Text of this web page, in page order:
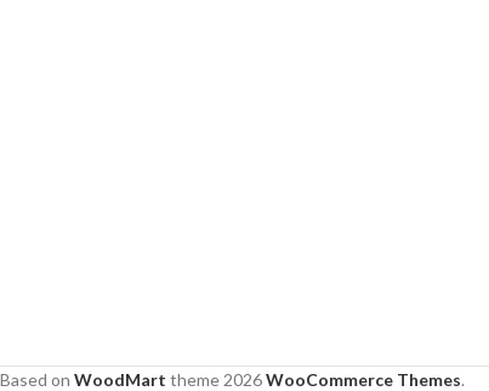
Based on WoodMart theme 2026WooCommerce Themes.